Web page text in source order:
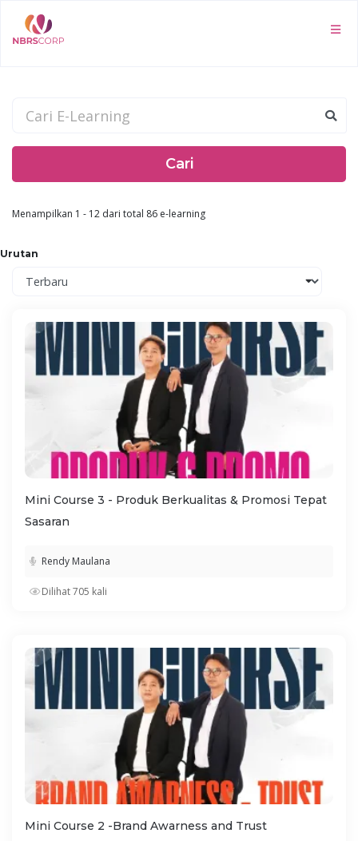
Cari
Menampilkan 1 - 12 dari total 86 e-learning
Urutan
Mini Course 3 - Produk Berkualitas & Promosi Tepat
Sasaran
Rendy Maulana
Dilihat 705 kali
Mini Course 2 -Brand Awarness and Trust